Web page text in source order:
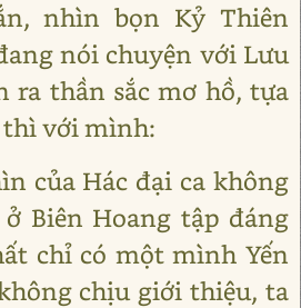
nhìn bọn Kỷ Thiên
nói chuyện với Lưu
ra thần sắc mơ hồ, tựa
với mình:
của Hác đại ca không
Biên Hoang tập đáng
chỉ có một mình Yến
chịu giới thiệu, ta